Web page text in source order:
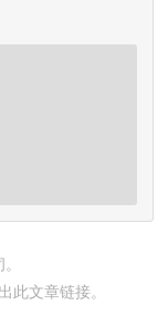
此文章链接。